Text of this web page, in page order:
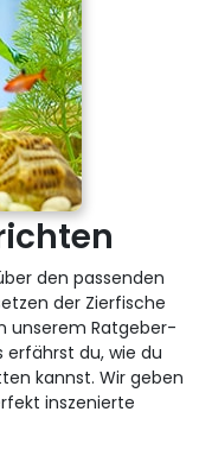
den passenden
der Zierfische
unserem Ratgeber-
erfährst du, wie du
kannst. Wir geben
inszenierte